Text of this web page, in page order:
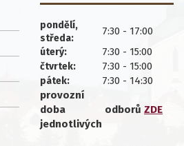
pondělí,
středa:
7:30 - 17:00
úterý: 7:30 - 15:00
čtvrtek: 7:30 - 15:00
pátek:
7:30 - 14:30
provozní
doba
jednotlivých
odborů ZDE